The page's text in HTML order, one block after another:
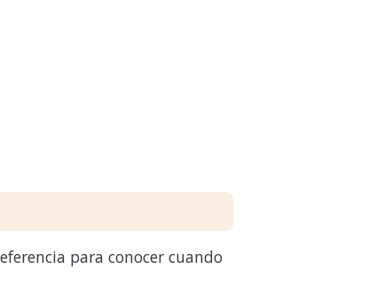
para conocer cuando